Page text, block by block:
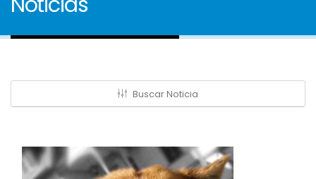
Buscar Noticia